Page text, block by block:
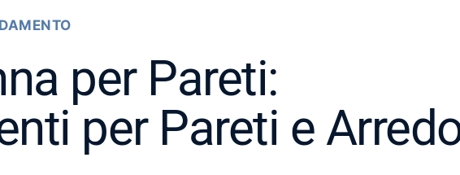
per Pareti:
per Pareti e